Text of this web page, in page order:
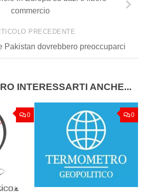
commercio
PRECEDENTE
Pakistan dovrebbero preoccuparci
INTERESSARTI ANCHE...
0 0